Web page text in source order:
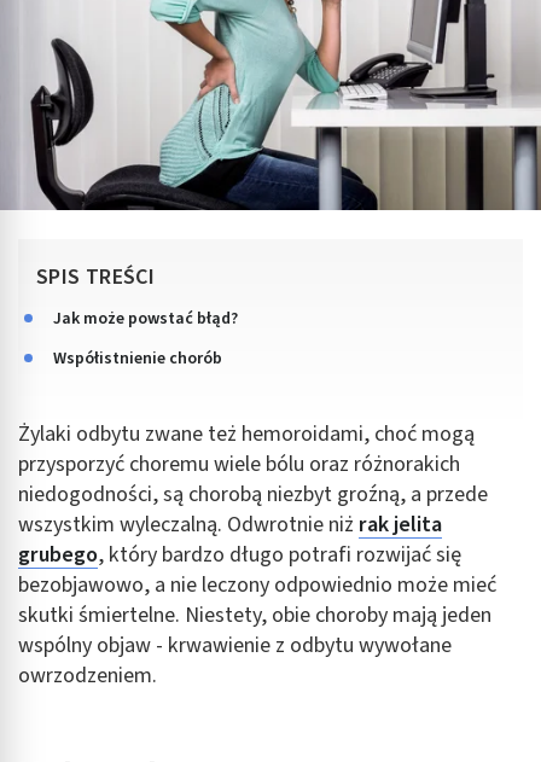
SPIS TREŚCI
Jak może powstać błąd?
Współistnienie chorób
Żylaki odbytu zwane też hemoroidami, choć mogą
przysporzyć choremu wiele bólu oraz różnorakich
niedogodności, są chorobą niezbyt groźną, a przede
wszystkim wyleczalną. Odwrotnie niż rak jelita
grubego, który bardzo długo potrafi rozwijać się
bezobjawowo, a nie leczony odpowiednio może mieć
skutki śmiertelne. Niestety, obie choroby mają jeden
wspólny objaw - krwawienie z odbytu wywołane
owrzodzeniem.